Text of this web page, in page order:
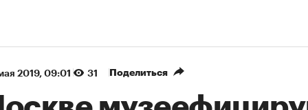
2019, 09:01 31 Поделиться